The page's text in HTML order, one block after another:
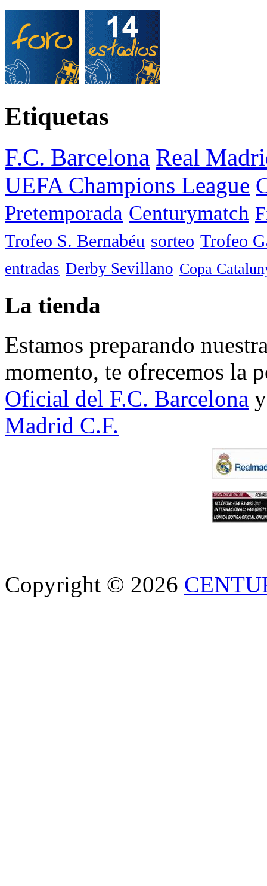
Etiquetas
F.C. Barcelona Real
UEFA Champions League
Pretemporada Centurymatch
Trofeo S. Bernabéu sorteo Trofeo
entradas Derby Sevillano Copa
La tienda
Estamos preparando
momento, te ofrecemos la
Oficial del F.C. Barcelona
Madrid C.F.
Copyright © 2026